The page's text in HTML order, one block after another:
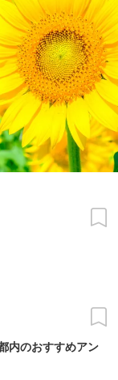
内のおすすめアン